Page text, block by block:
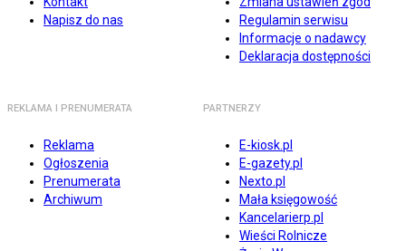
Napisz do nas
Regulamin serwisu
Informacje o nadawcy
Deklaracja dostępności
REKLAMA I PRENUMERATA
Reklama
Ogłoszenia
Prenumerata
Archiwum
PARTNERZY
E-kiosk.pl
E-gazety.pl
Nexto.pl
Mała księgowość
Kancelarierp.pl
Wieści Rolnicze